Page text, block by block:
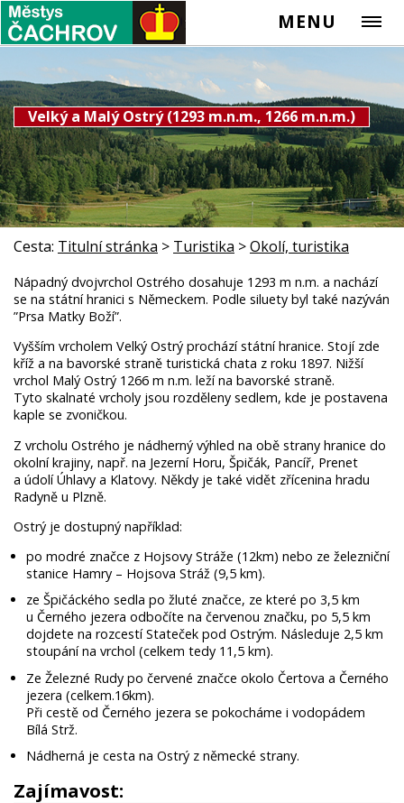
MENU
Velký a Malý Ostrý (1293 m.n.m., 1266 m.n.m.)
Cesta: Titulní stránka > Turistika >Okolí, turistika
Nápadný dvojvrchol Ostrého dosahuje 1293 m n.m. a nachází
se na státní hranici s Německem. Podle siluety byl také nazýván
”Prsa Matky Boží”.
Vyšším vrcholem Velký Ostrý prochází státní hranice. Stojí zde
kříž a na bavorské straně turistická chata z roku 1897. Nižší
vrchol Malý Ostrý 1266 m n.m. leží na bavorské straně.
Tyto skalnaté vrcholy jsou rozděleny sedlem, kde je postavena
kaple se zvoničkou.
Z vrcholu Ostrého je nádherný výhled na obě strany hranice do
okolní krajiny, např. na Jezerní Horu, Špičák, Pancíř, Prenet
a údolí Úhlavy a Klatovy. Někdy je také vidět zřícenina hradu
Radyně u Plzně.
Ostrý je dostupný například:
po modré značce z Hojsovy Stráže (12km) nebo ze železniční
stanice Hamry – Hojsova Stráž (9,5 km).
ze Špičáckého sedla po žluté značce, ze které po 3,5 km
u Černého jezera odbočíte na červenou značku, po 5,5 km
dojdete na rozcestí Stateček pod Ostrým. Následuje 2,5 km
stoupání na vrchol (celkem tedy 11,5 km).
Ze Železné Rudy po červené značce okolo Čertova a Černého
jezera (celkem.16km).
Při cestě od Černého jezera se pokocháme i vodopádem
Bílá Strž.
Nádherná je cesta na Ostrý z německé strany.
Zajímavost: